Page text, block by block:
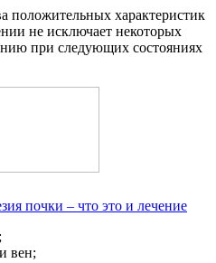
положительных характеристик
не исключает некоторых
при следующих состояниях
почки – что это и лечение
вен;